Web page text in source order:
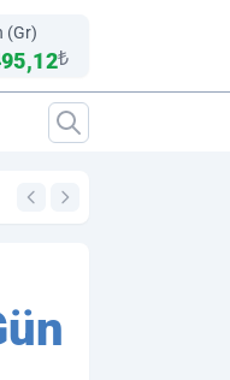
(Gr)
₺
00:12